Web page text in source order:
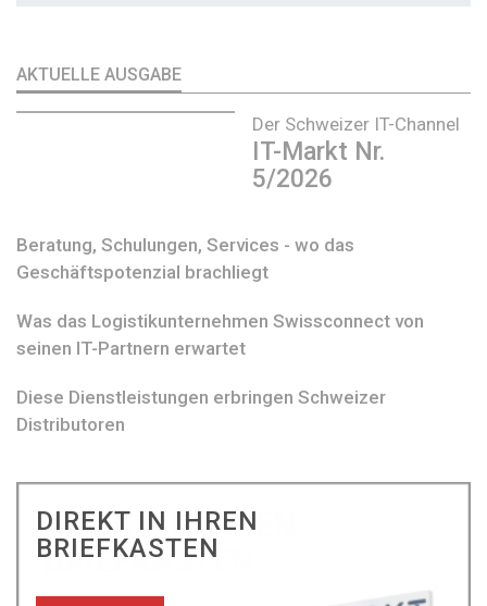
AKTUELLE AUSGABE
Der Schweizer IT-Channel
IT-Markt Nr.
5/2026
Beratung, Schulungen, Services - wo das
Geschäftspotenzial brachliegt
Was das Logistikunternehmen Swissconnect von
seinen IT-Partnern erwartet
Diese Dienstleistungen erbringen Schweizer
Distributoren
DIREKT IN IHREN
BRIEFKASTEN